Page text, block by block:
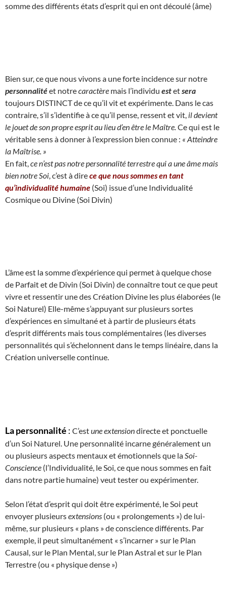
somme des différents états d’esprit qui en ont découlé (âme)
Bien sur, ce que nous vivons a une forte incidence sur notre
personnalitéet notrecaractère mais l’individu estetsera
toujours DISTINCT de ce qu’il vit et expérimente. Dans le cas
contraire, s’il s’identifie à ce qu’il pense, ressent et vit, il devient
le jouet de son propre esprit au lieu d’en être le Maître. Ce qui est le
véritable sens à donner à l’expression bien connue : « Atteindre
la Maîtrise. »
En fait, ce n’est pas notre personnalité terrestre qui a une âme mais
bien notre Soi , c’est à direce que nous sommes en tant
qu’individualité humaine (Soi) issue d’une Individualité
Cosmique ou Divine (Soi Divin)
L’âme est la somme d’expérience qui permet à quelque chose
de Parfait et de Divin (Soi Divin) de connaître tout ce que peut
vivre et ressentir une des Création Divine les plus élaborées (le
Soi Naturel) Elle-même s’appuyant sur plusieurs sortes
d’expériences en simultané et à partir de plusieurs états
d’esprit différents mais tous complémentaires (les diverses
personnalités qui s’échelonnent dans le temps linéaire, dans la
Création universelle continue.
La personnalité : C’estune extensiondirecte et ponctuelle
d’un Soi Naturel. Une personnalité incarne généralement un
ou plusieurs aspects mentaux et émotionnels que la Soi-
Conscience (l’Individualité, le Soi, ce que nous sommes en fait
dans notre partie humaine) veut tester ou expérimenter.
Selon l’état d’esprit qui doit être expérimenté, le Soi peut
envoyer plusieursextensions (ou « prolongements ») de lui-
même, sur plusieurs « plans » de conscience différents. Par
exemple, il peut simultanément « s’incarner » sur le Plan
Causal, sur le Plan Mental, sur le Plan Astral et sur le Plan
Terrestre (ou « physique dense »)